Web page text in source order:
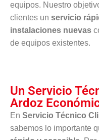
equipos. Nuestro
clientes un servicio
instalaciones nuevas
de equipos existentes.
Un Servicio
Ardoz
En Servicio Técnico
sabemos lo importante